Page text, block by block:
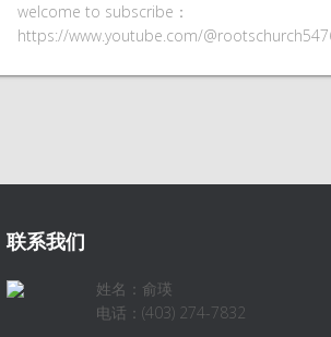
welcome to subscribe：
https://www.youtube.com/
联系我们
姓名：俞瑛
电话：(403) 274-7832